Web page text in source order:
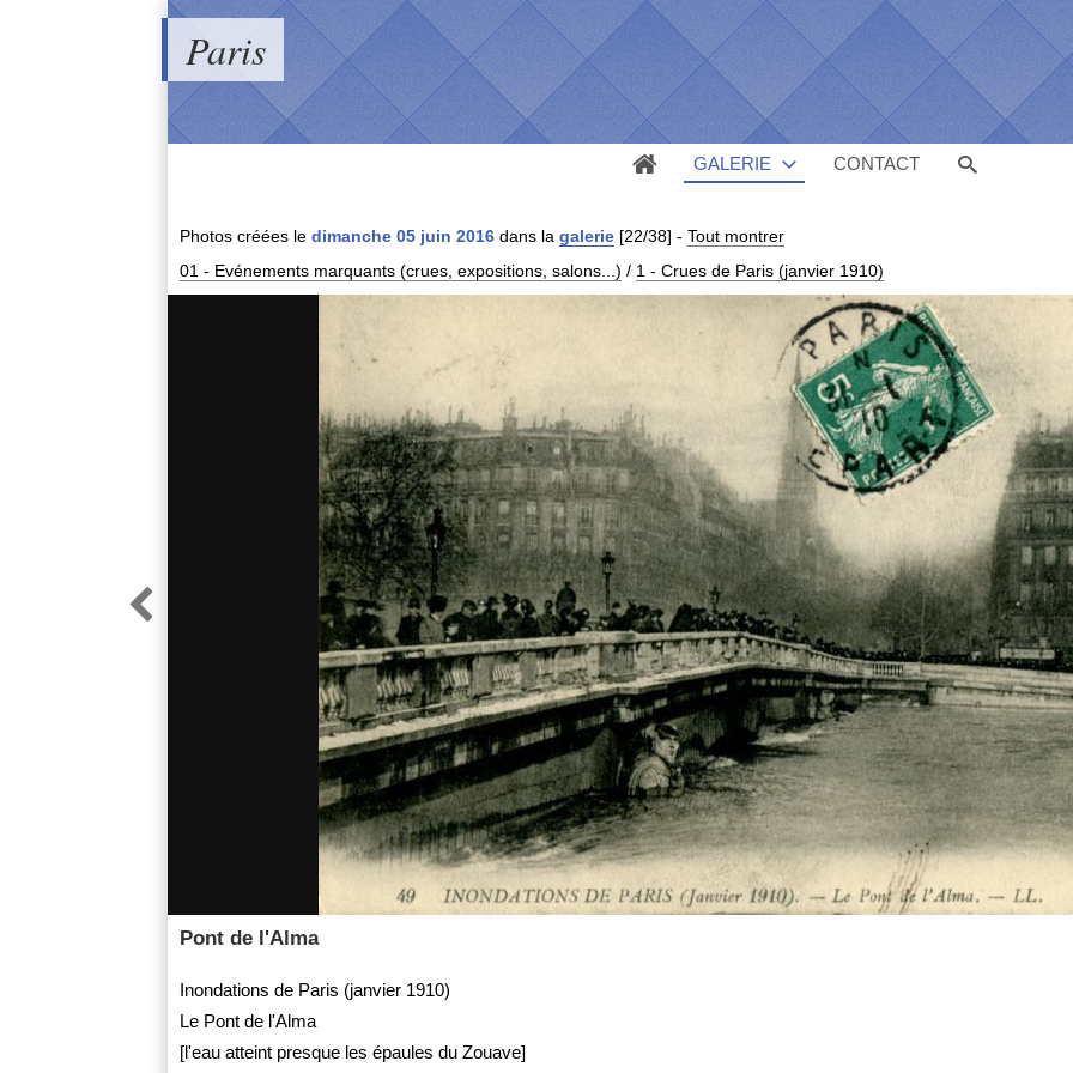
Paris
GALERIE CONTACT
Photos créées le dimanche 05 juin 2016dans la galerie [22/38] - Tout montrer
01 - Evénements marquants (crues, expositions, salons...) / 1 - Crues de Paris (janvier 1910)

Pont de l'Alma
Inondations de Paris (janvier 1910)
Le Pont de l'Alma
[l'eau atteint presque les épaules du Zouave]